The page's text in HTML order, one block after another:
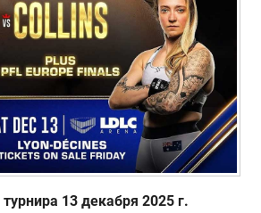
13 декабря 2025 г.